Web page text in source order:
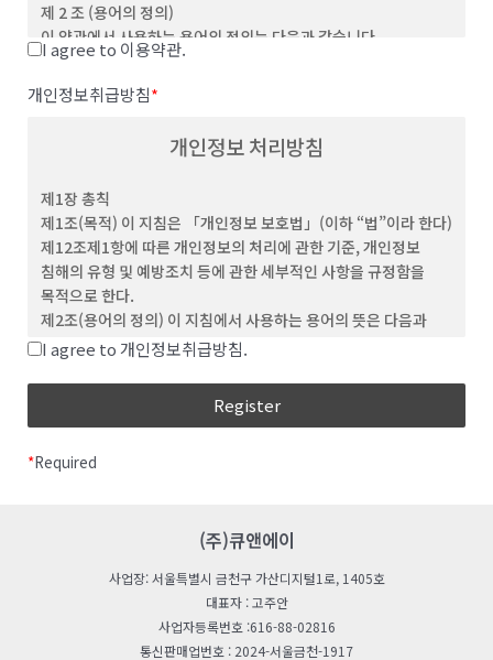
제 2 조 (용어의 정의)
이 약관에서 사용하는 용어의 정의는 다음과 같습니다.
(1) "서비스”라 함은 이용자가 이용할 수 있는 웹사이트 관련 제반
서비스를 의미합니다
(2) “이용자”라 함은 회사의 웹사이트에 접속하여 본 약관에 따라
회사가 제공하는 콘텐츠 및 제반 서비스를 이용하는 회원 및
단체를 말합니다.
(4) “비회원”이라 함은 회원에 가입하지 않고 회사가
웹사이트에서 제공하는 서비스를 이용하는 자를 말합니다.
(5) “아이디(ID)”라 함은 회원의 식별과 서비스 이용을 위하여
회원이 정하고 회사가 승인하는 문자와 숫자의 조합을
의미합니다.
(6) ‘비밀번호’라 함은 회원이 부여 받은 ID와 일치된 회원임을
(7) ‘해지’라 함은 회사 또는 회원이 이용계약을 해약하는 것을
(2) 회사는 합리적인 사유가 발생할 경우 관련 법령에 위배되지
않는 범위 안에서 약관을 변경할 수 있으며, 변경된 약관은 본 조
제1항과 같이 회원에게 공지함으로써 효력을 발생합니다.
제 4 조 (약관 외 준칙)
I agree to 이용약관.
개인정보취급방침*
개인정보 처리방침
제1장 총칙
제1조(목적) 이 지침은 「개인정보 보호법」(이하 “법”이라 한다)
제12조제1항에 따른 개인정보의 처리에 관한 기준, 개인정보
침해의 유형 및 예방조치 등에 관한 세부적인 사항을 규정함을
목적으로 한다.
제2조(용어의 정의) 이 지침에서 사용하는 용어의 뜻은 다음과
같다.
이용, 제공, 공개, 파기(破棄), 그 밖에 이와 유사한
“개인정보처리자”란 업무를 목적으로 법
모든 공공기관, 법인ㆍ단체, 개인 등을 말한다.
보호법 시행령」(이하 “영“이라 한다) 제2조에 따른
“친목단체”란 학교, 지역, 기업, 인터넷 커뮤니티 등을
I agree to 개인정보취급방침.
*Required
(주)큐앤에이
사업장: 서울특별시 금천구 가산디지털1로, 1405호
대표자 : 고주안
사업자등록번호 :616-88-02816
통신판매업번호 : 2024-서울금천-1917